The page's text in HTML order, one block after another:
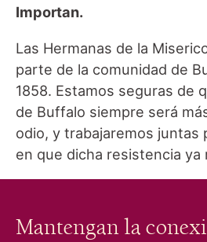
Importan.
Las Hermanas de la
parte de la comunidad de
1858. Estamos seguras de
de Buffalo siempre será
odio, y trabajaremos juntas
en que dicha resistencia ya
Mantengan la